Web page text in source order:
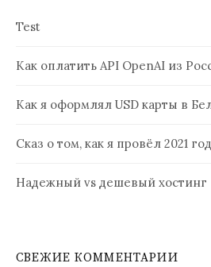
Test
Как оплатить API OpenAI из
Как я оформлял USD карты в
Сказ о том, как я провёл 2021 год
Надежный vs дешевый хостинг
СВЕЖИЕ КОММЕНТАРИИ